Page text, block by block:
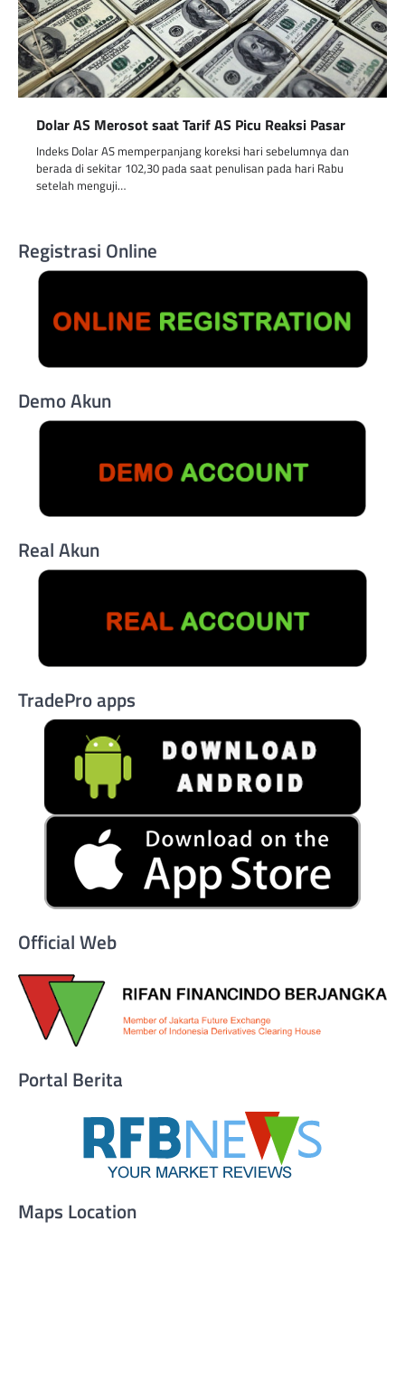
Dolar AS Merosot saat Tarif AS Picu Reaksi Pasar
Indeks Dolar AS memperpanjang koreksi hari sebelumnya dan
berada di sekitar 102,30 pada saat penulisan pada hari Rabu
setelah menguji…
Registrasi Online
Demo Akun
Real Akun
TradePro apps
Official Web
Portal Berita
Maps Location